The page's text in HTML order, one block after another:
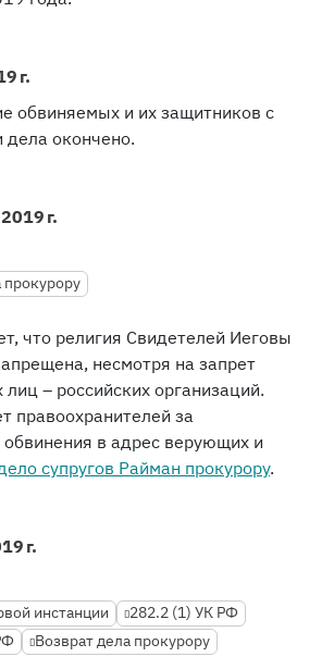
г.
обвиняемых и их защитников с
дела окончено.
г.
прокурору
что религия Свидетелей Иеговы
несмотря на запрет
– российских организаций.
правоохранителей за
обвинения в адрес верующих и
супругов Райман прокурору.
г.
инстанции
282.2 (1) УК РФ
Возврат дела прокурору